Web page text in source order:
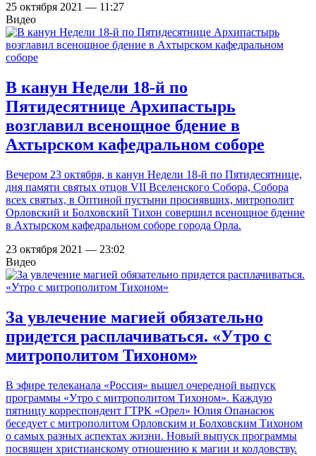
25 октября 2021 — 11:27
Видео
В канун Недели 18-й по
Пятидесятнице Архипастырь
возглавил всенощное бдение в
Ахтырском кафедральном соборе
Вечером 23 октября, в канун Недели 18-й по Пятидесятнице,
дня памяти святых отцов VII Вселенского Собора, Собора
всех святых, в Оптиной пустыни просиявших, митрополит
Орловский и Болховский Тихон совершил всенощное бдение
в Ахтырском кафедральном соборе города Орла.
23 октября 2021 — 23:02
Видео
За увлечение магией обязательно
придется расплачиваться. «Утро с
митрополитом Тихоном»
В эфире телеканала «Россия» вышел очередной выпуск
программы «Утро с митрополитом Тихоном». Каждую
пятницу корреспондент ГТРК «Орел» Юлия Опанасюк
беседует с митрополитом Орловским и Болховским Тихоном
о самых разных аспектах жизни. Новый выпуск программы
посвящен христианскому отношению к магии и колдовству.